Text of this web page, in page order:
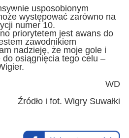
usposobionym
występować zarówno na
numer 10.
priorytetem jest awans do
zawodnikiem
nadzieję, że moje gole i
osiągnięcia tego celu –
WD
Źródło i fot. Wigry Suwałki